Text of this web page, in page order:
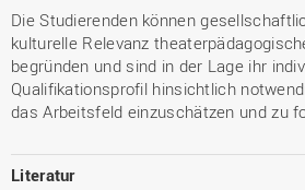
Die Studierenden können
kulturelle Relevanz
begründen und sind in der Lage ihr
Qualifikationsprofil hinsichtlich
das Arbeitsfeld einzuschätzen und zu
Literatur